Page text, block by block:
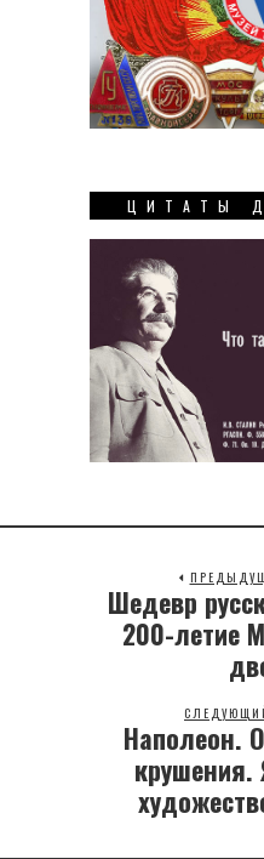
ЦИТАТЫ
Шедевр
200-летие
Наполеон.
крушения.